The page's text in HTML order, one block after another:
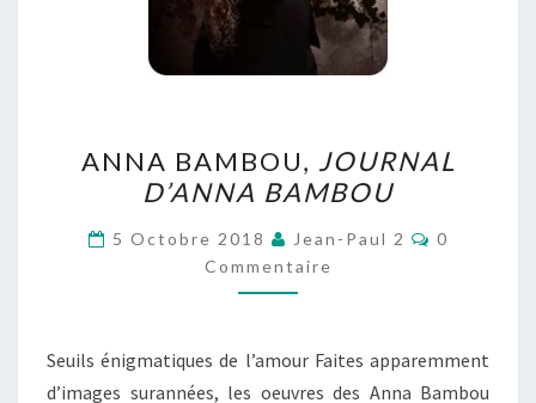
BAMBOU,
JOURNAL
D’ANNA
BAMBOU
ANNA BAMBOU, JOURNAL
D’ANNA BAMBOU
5 Octobre 2018 Jean-Paul 2
0
Commentaire
Seuils énigmatiques de l’amour Faites apparemment
d’images surannées, les oeuvres des Anna Bambou